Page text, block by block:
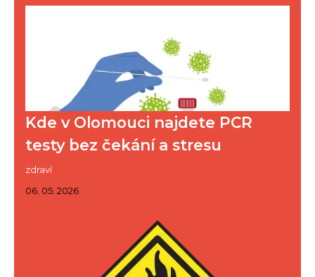
Kde v Olomouci najdete PCR
testy bez čekání a stresu
zdraví
06. 05. 2026